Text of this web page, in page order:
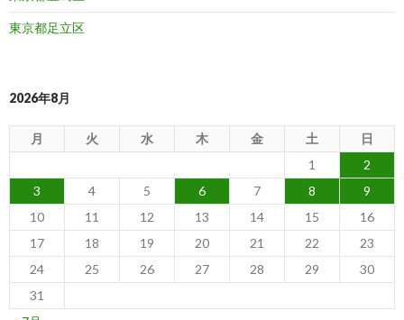
東京都足立区
2026年8月
月 火 水 木 金 土
日
1
2
3
4 5 6 7 8
9
10
11 12 13 14 15
16
17
18 19 20 21 22
23
24
25 26 27 28 29
30
31